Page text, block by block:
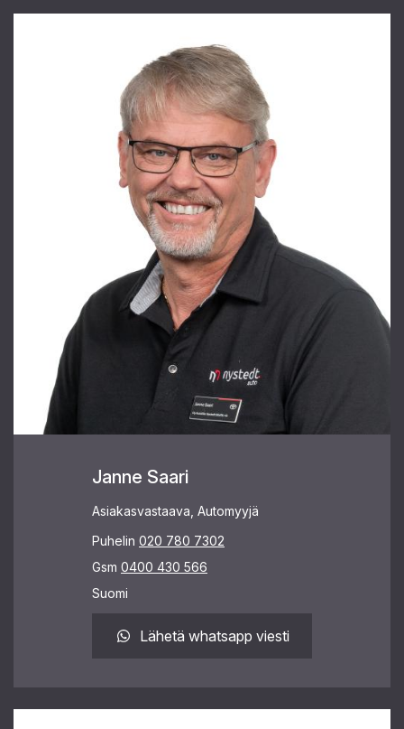
Janne Saari
Asiakasvastaava, Automyyjä
Puhelin 020 780 7302
Gsm 0400 430 566
Suomi
Lähetä whatsapp viesti